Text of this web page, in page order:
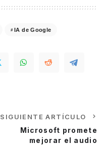
IA de Google
SIGUIENTE ARTÍCULO
Microsoft promete
mejorar el audio